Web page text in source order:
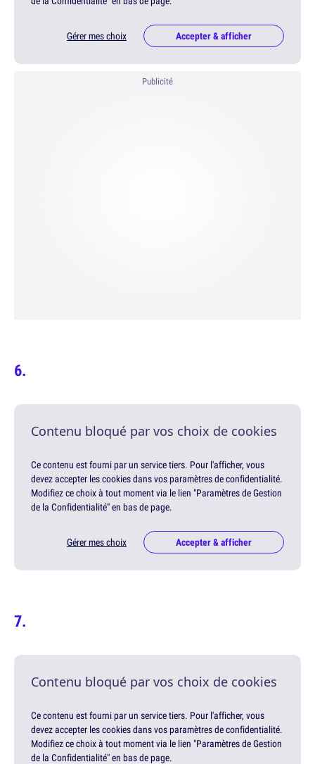
Gérer mes choix Accepter & afficher
Publicité
Contenu bloqué par vos choix de cookies
Ce contenu est fourni par un service tiers. Pour l'afficher, vous
devez accepter les cookies dans vos paramètres de confidentialité.
Modifiez ce choix à tout moment via le lien "Paramètres de Gestion
de la Confidentialité" en bas de page.
Gérer mes choix Accepter & afficher
Contenu bloqué par vos choix de cookies
Ce contenu est fourni par un service tiers. Pour l'afficher, vous
devez accepter les cookies dans vos paramètres de confidentialité.
Modifiez ce choix à tout moment via le lien "Paramètres de Gestion
de la Confidentialité" en bas de page.